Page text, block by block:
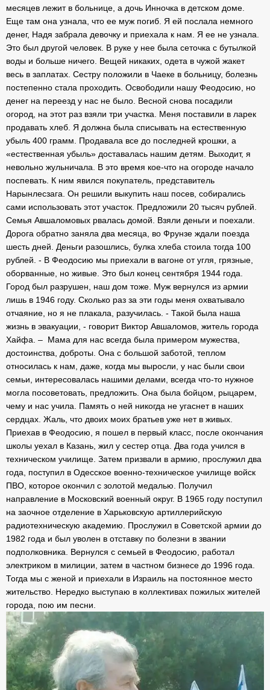
месяцев лежит в больнице, а дочь Инночка в детском доме.
Еще там она узнала, что ее муж погиб. Я ей послала немного
денег, Надя забрала девочку и приехала к нам. Я ее не узнала.
Это был другой человек. В руке у нее была сеточка с бутылкой
воды и больше ничего. Вещей никаких, одета в чужой жакет
весь в заплатах. Сестру положили в Чаеке в больницу, болезнь
постепенно стала проходить. Освободили нашу Феодосию, но
денег на переезд у нас не было. Весной снова посадили
огород, на этот раз взяли три участка. Меня поставили в ларек
продавать хлеб. Я должна была списывать на естественную
убыль 400 грамм. Продавала все до последней крошки, а
«естественная убыль» доставалась нашим детям. Выходит, я
невольно жульничала. В это время кое-что на огороде начало
поспевать. К ним явился покупатель, представитель
Нарынлесзага. Он решили выкупить наш посев, собирались
сами использовать этот участок. Предложили 20 тысяч рублей.
Семья Авшаломовых рвалась домой. Взяли деньги и поехали.
Дорога обратно заняла два месяца, во Фрунзе ждали поезда
шесть дней. Деньги разошлись, булка хлеба стоила тогда 100
рублей. - В Феодосию мы приехали в вагоне от угля, грязные,
оборванные, но живые. Это был конец сентября 1944 года.
Город был разрушен, наш дом тоже. Муж вернулся из армии
лишь в 1946 году. Сколько раз за эти годы меня охватывало
отчаяние, но я не плакала, разучилась. - Такой была наша
жизнь в эвакуации, - говорит Виктор Авшаломов, житель города
Хайфа. – Мама для нас всегда была примером мужества,
достоинства, доброты. Она с большой заботой, теплом
относилась к нам, даже, когда мы выросли, у нас были свои
семьи, интересовалась нашими делами, всегда что-то нужное
могла посоветовать, предложить. Она была бойцом, рыцарем,
чему и нас учила. Память о ней никогда не угаснет в наших
сердцах. Жаль, что двоих моих братьев уже нет в живых.
Приехав в Феодосию, я пошел в первый класс, после окончания
школы уехал в Казань, жил у сестер отца. Два года учился в
техническом училище. Затем призвали в армию, прослужил два
года, поступил в Одесское военно-техническое училище войск
ПВО, которое окончил с золотой медалью. Получил
направление в Московский военный округ. В 1965 году поступил
на заочное отделение в Харьковскую артиллерийскую
радиотехническую академию. Прослужил в Советской армии до
1982 года и был уволен в отставку по болезни в звании
подполковника. Вернулся с семьей в Феодосию, работал
электриком в милиции, затем в частном бизнесе до 1996 года.
Тогда мы с женой и приехали в Израиль на постоянное место
жительство. Нередко выступаю в коллективах пожилых жителей
города, пою им песни.